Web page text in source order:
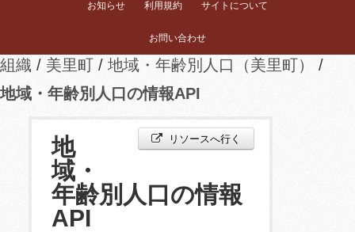
お知らせ 利用規約 サイトについて
お問い合わせ
組織 美里町
地域・年齢別人口（美里町）
地域・年齢別人口の情報API
リソースへ行く
地
域・
年齢別人口の情報
API